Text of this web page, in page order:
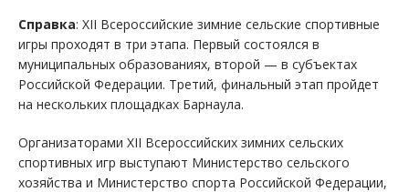
Справка: XII Всероссийские зимние сельские спортивные
игры проходят в три этапа. Первый состоялся в
муниципальных образованиях, второй — в субъектах
Российской Федерации. Третий, финальный этап пройдет
на нескольких площадках Барнаула.
Организаторами XII Всероссийских зимних сельских
спортивных игр выступают Министерство сельского
хозяйства и Министерство спорта Российской Федерации,